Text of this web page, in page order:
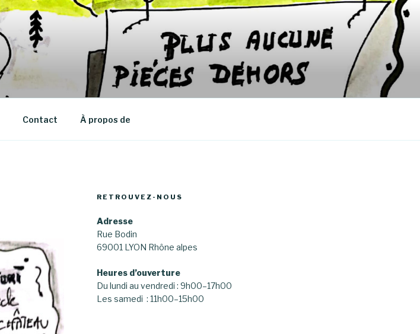
Contact À propos de
RETROUVEZ-NOUS
Adresse
Rue Bodin
69001 LYON Rhône alpes
Heures d’ouverture
Du lundi au vendredi : 9h00–17h00
Les samedi : 11h00–15h00